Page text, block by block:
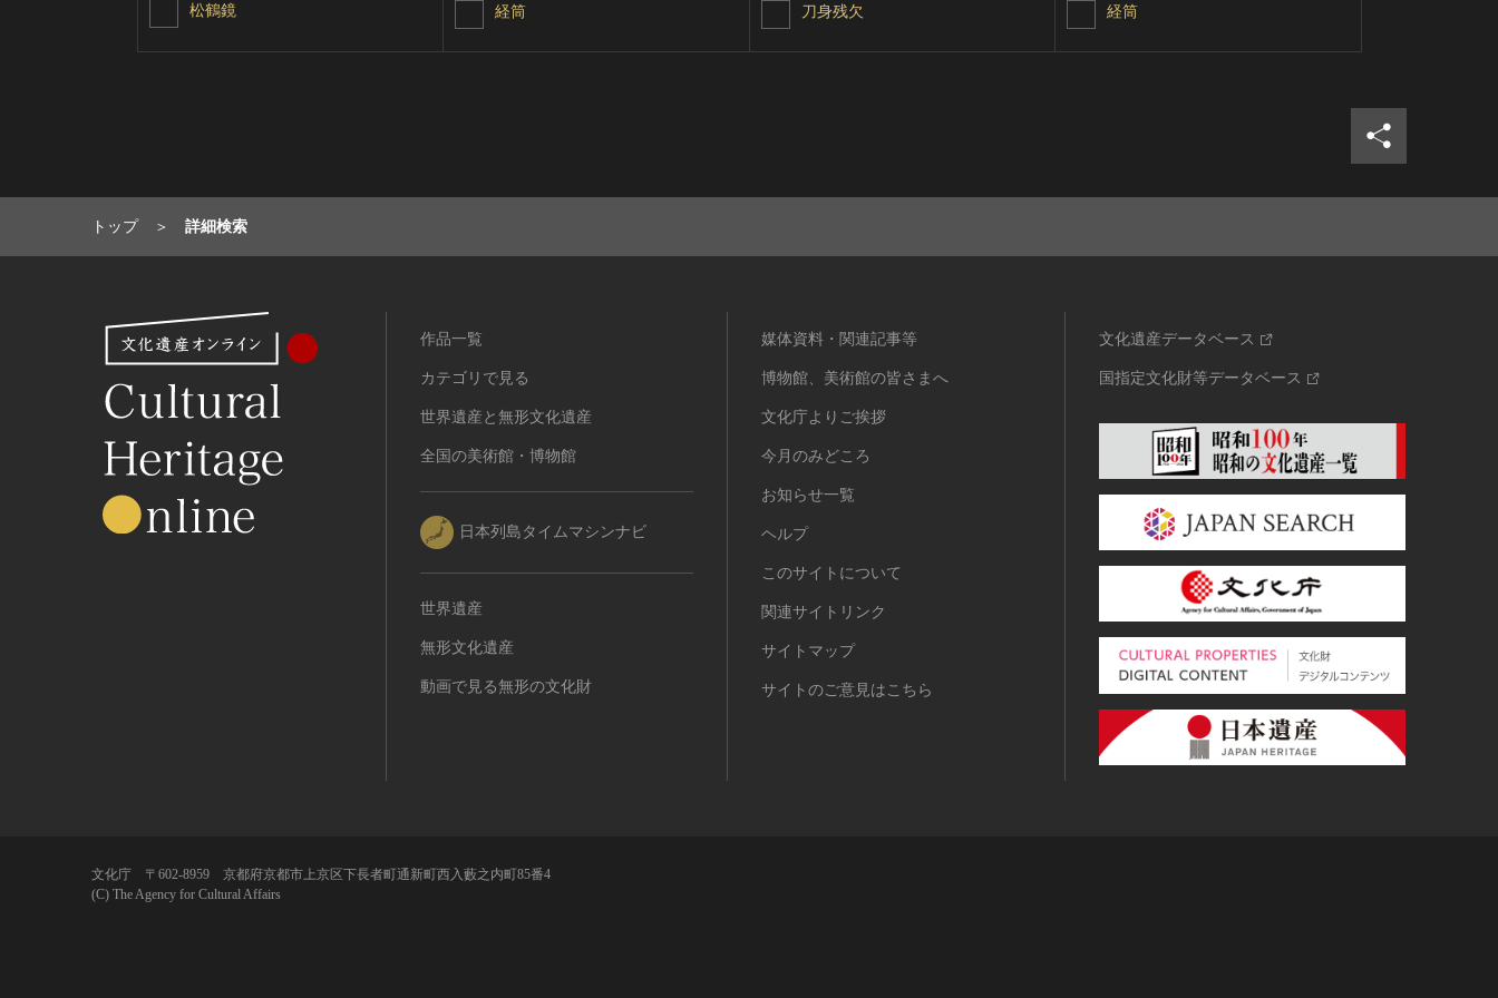
松鶴鏡 経筒 刀身残欠 経筒
トップ 詳細検索
作品一覧
カテゴリで見る
世界遺産と無形文化遺産
全国の美術館・博物館
日本列島タイムマシンナビ
世界遺産
無形文化遺産
動画で見る無形の文化財
媒体資料・関連記事等
博物館、美術館の皆さまへ
文化庁よりご挨拶
今月のみどころ
お知らせ一覧
ヘルプ
このサイトについて
関連サイトリンク
サイトマップ
サイトのご意見はこちら
文化遺産データベース
国指定文化財等データベース
文化庁 〒602-8959 京都府京都市上京区下長者町通新町西入藪之内町85番4
(C) The Agency for Cultural Affairs